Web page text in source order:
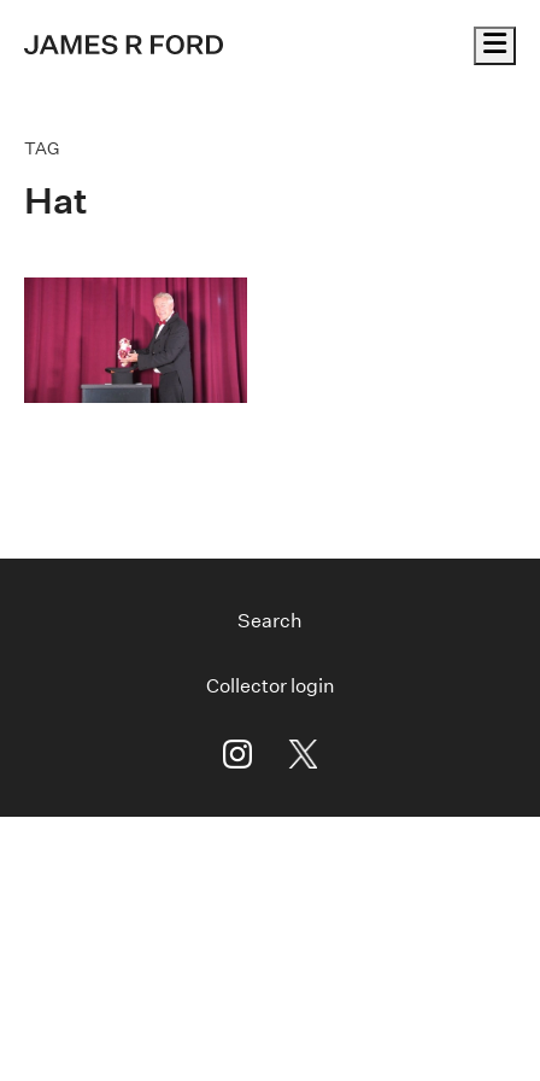
TAG
Hat
Search
Collector login